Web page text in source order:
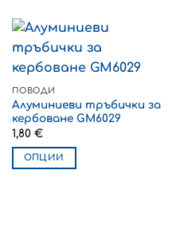
ПОВОДИ
Алуминиеви тръбички за
кербоване GM6029
1,80 €
ОПЦИИ